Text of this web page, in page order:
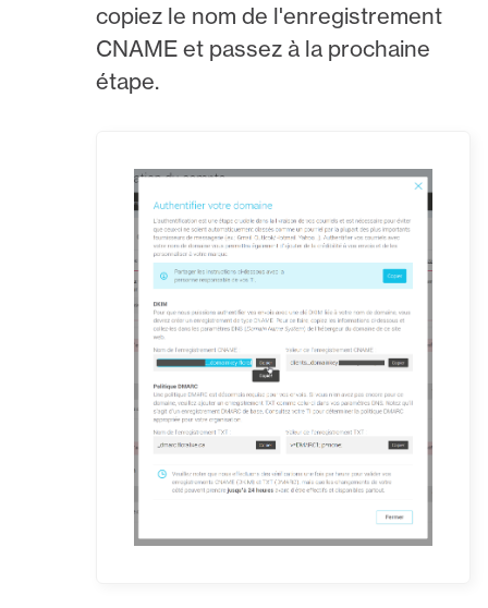
copiez le nom de l'enregistrement
CNAME et passez à la prochaine
étape.